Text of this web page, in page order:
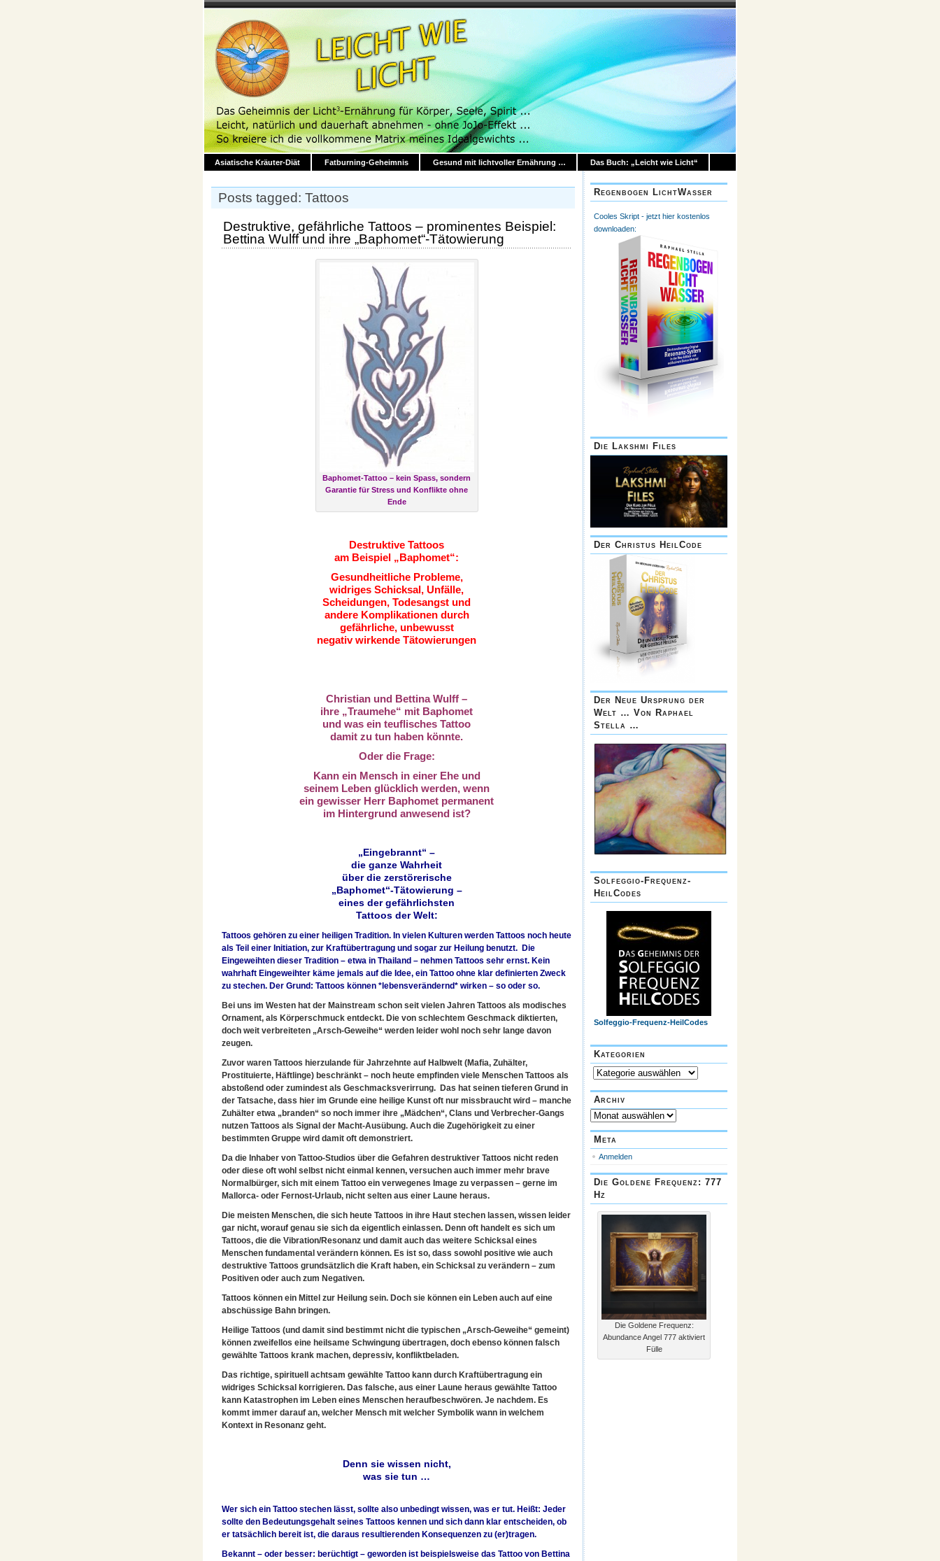
Asiatische Kräuter-Diät Fatburning-Geheimnis Gesund mit lichtvoller Ernährung … Das Buch: „Leicht wie Licht“
Posts tagged: Tattoos
Destruktive, gefährliche Tattoos – prominentes Beispiel:
Bettina Wulff und ihre „Baphomet“-Tätowierung
Baphomet-Tattoo – kein Spass, sondern
Garantie für Stress und Konflikte ohne
Ende
Destruktive Tattoos
am Beispiel „Baphomet“:
Gesundheitliche Probleme,
widriges Schicksal, Unfälle,
Scheidungen, Todesangst und
andere Komplikationen durch
gefährliche, unbewusst
negativ wirkende Tätowierungen
Christian und Bettina Wulff –
ihre „Traumehe“ mit Baphomet
und was ein teuflisches Tattoo
damit zu tun haben könnte.
Oder die Frage:
Kann ein Mensch in einer Ehe und
seinem Leben glücklich werden, wenn
ein gewisser Herr Baphomet permanent
im Hintergrund anwesend ist?
„Eingebrannt“ –
die ganze Wahrheit
über die zerstörerische
„Baphomet“-Tätowierung –
eines der gefährlichsten
Tattoos der Welt:
Tattoos gehören zu einer heiligen Tradition. In vielen Kulturen werden Tattoos noch heute
als Teil einer Initiation, zur Kraftübertragung und sogar zur Heilung benutzt. Die
Eingeweihten dieser Tradition – etwa in Thailand – nehmen Tattoos sehr ernst. Kein
wahrhaft Eingeweihter käme jemals auf die Idee, ein Tattoo ohne klar definierten Zweck
zu stechen. Der Grund: Tattoos können *lebensverändernd* wirken – so oder so.
Bei uns im Westen hat der Mainstream schon seit vielen Jahren Tattoos als modisches
Ornament, als Körperschmuck entdeckt. Die von schlechtem Geschmack diktierten,
doch weit verbreiteten „Arsch-Geweihe“ werden leider wohl noch sehr lange davon
zeugen.
Zuvor waren Tattoos hierzulande für Jahrzehnte auf Halbwelt (Mafia, Zuhälter,
Prostituierte, Häftlinge) beschränkt – noch heute empfinden viele Menschen Tattoos als
abstoßend oder zumindest als Geschmacksverirrung. Das hat seinen tieferen Grund in
der Tatsache, dass hier im Grunde eine heilige Kunst oft nur missbraucht wird – manche
Zuhälter etwa „branden“ so noch immer ihre „Mädchen“, Clans und Verbrecher-Gangs
nutzen Tattoos als Signal der Macht-Ausübung. Auch die Zugehörigkeit zu einer
bestimmten Gruppe wird damit oft demonstriert.
Da die Inhaber von Tattoo-Studios über die Gefahren destruktiver Tattoos nicht reden
oder diese oft wohl selbst nicht einmal kennen, versuchen auch immer mehr brave
Normalbürger, sich mit einem Tattoo ein verwegenes Image zu verpassen – gerne im
Mallorca- oder Fernost-Urlaub, nicht selten aus einer Laune heraus.
Die meisten Menschen, die sich heute Tattoos in ihre Haut stechen lassen, wissen leider
gar nicht, worauf genau sie sich da eigentlich einlassen. Denn oft handelt es sich um
Tattoos, die die Vibration/Resonanz und damit auch das weitere Schicksal eines
Menschen fundamental verändern können. Es ist so, dass sowohl positive wie auch
destruktive Tattoos grundsätzlich die Kraft haben, ein Schicksal zu verändern – zum
Positiven oder auch zum Negativen.
Tattoos können ein Mittel zur Heilung sein. Doch sie können ein Leben auch auf eine
abschüssige Bahn bringen.
Heilige Tattoos (und damit sind bestimmt nicht die typischen „Arsch-Geweihe“ gemeint)
können zweifellos eine heilsame Schwingung übertragen, doch ebenso können falsch
gewählte Tattoos krank machen, depressiv, konfliktbeladen.
Das richtige, spirituell achtsam gewählte Tattoo kann durch Kraftübertragung ein
widriges Schicksal korrigieren. Das falsche, aus einer Laune heraus gewählte Tattoo
kann Katastrophen im Leben eines Menschen heraufbeschwören. Je nachdem. Es
kommt immer darauf an, welcher Mensch mit welcher Symbolik wann in welchem
Kontext in Resonanz geht.
Denn sie wissen nicht,
was sie tun …
Wer sich ein Tattoo stechen lässt, sollte also unbedingt wissen, was er tut. Heißt: Jeder
sollte den Bedeutungsgehalt seines Tattoos kennen und sich dann klar entscheiden, ob
er tatsächlich bereit ist, die daraus resultierenden Konsequenzen zu (er)tragen.
Bekannt – oder besser: berüchtigt – geworden ist beispielsweise das Tattoo von Bettina
Regenbogen LichtWasser
Cooles Skript - jetzt hier kostenlos
downloaden:
Die Lakshmi Files
Der Christus HeilCode
Der Neue Ursprung der
Welt … Von Raphael
Stella …
Solfeggio-Frequenz-
HeilCodes
Solfeggio-Frequenz-HeilCodes
Kategorien
Kategorien
Archiv
Archiv
Meta
Anmelden
Die Goldene Frequenz: 777
Hz
Die Goldene Frequenz:
Abundance Angel 777 aktiviert
Fülle